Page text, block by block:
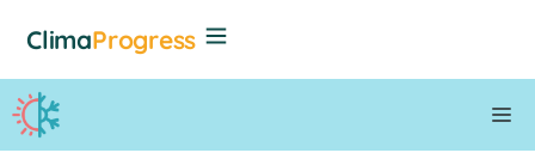
contenu
ClimaProgress